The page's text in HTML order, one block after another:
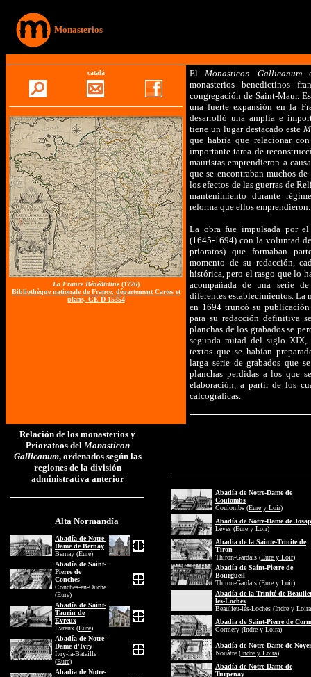
Monasterios
català
La France Bénédictine(1726)
Bibliothèque nationale de France, département Cartes et
plans, GE D-15354
ElMonasticon Gallicanum
monasterios benedictinos
congregación de Saint-Maur.
una fuerte expansión en la
desarrolló una amplia e
tiene un lugar destacado este
que habría que relacionar
importante tarea de
mauristas emprendieron a
que se encontraban muchos
los efectos de las guerras de
mantenimiento durante
reforma que ellos emprendieron.
La obra fue impulsada por
(1645-1694) con la voluntad
prioratos) que formaban
momento de su redacción,
histórica, pero el rasgo que lo
acompañada de una serie
diferentes establecimientos. La
en 1694 truncó su
para su redacción definitiva
planchas de los grabados se
segunda mitad del siglo XIX,
textos que se habían
larga serie de grabados que
planchas perdidas a los que
elaboración, a partir de los
calcográficas.
Relación de los monasterios y
Prioratoos del Monasticon
Gallicanum, ordenados según las
regiones de la división
administrativa anterior
Alta Normandía
Abadía de Notre-
Dame de Bernay
Bernay (Eure)
Abadía de Saint-
Pierre de
Conches
Conches-en-Ouche
(Eure)
Abadía de Saint-
Taurin de
Évreux
Évreux (Eure)
Abadía de Notre-
Dame d'Ivry
Ivry-la-Bataille
(Eure)
Abadía de Notre-
Abadía de Notre-Dame de
Coulombs
Coulombs (Eure y Loir)
Abadía de Notre-Dame de
Lèves (Eure y Loir)
Abadía de la Sainte-Trinité de
Tiron
Thiron-Gardais (Eure y Loir)
Abadía de Saint-Pierre de
Bourgueil
Thiron-Gardais (Eure y Loir)
Abadía de la Trinité de
lès-Loches
Beaulieu-lès-Loches (Indre y Loira
Abadía de Saint-Pierre de
Cormery (Indre y Loira)
Abadía de Notre-Dame de
Nouâtre (Indre y Loira)
Abadía de Notre-Dame de
Turpenay